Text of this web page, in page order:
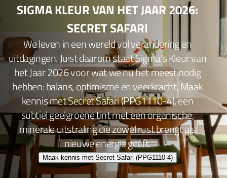
SIGMA KLEUR VAN HET JAAR 2026:
SECRET SAFARI
We leven in een wereld vol verandering en
uitdagingen. Juist daarom staat Sigma’s Kleur van
het Jaar 2026 voor wat we nu het meest nodig
hebben: balans, optimisme en veerkracht. Maak
kennis met Secret Safari (PPG1110-4), een
subtiel geelgroene tint met een organische,
minerale uitstraling die zowel rust brengt als
nieuwe energie geeft.
Maak kennis met Secret Safari (PPG1110-4)